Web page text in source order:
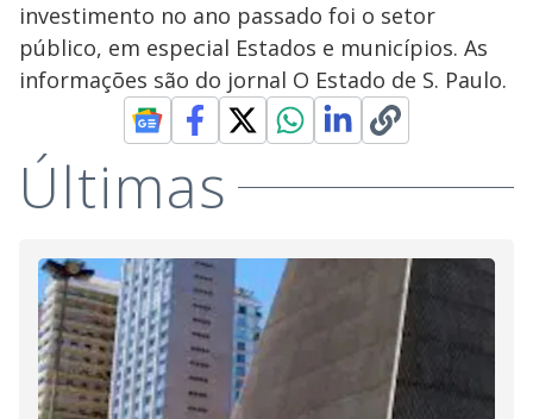
investimento no ano passado foi o setor
público, em especial Estados e municípios. As
informações são do jornal O Estado de S. Paulo.
Últimas